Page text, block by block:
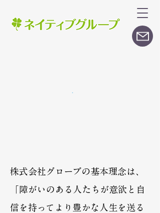
株式会社グローブの基本理念は、
「障がいのある人たちが意欲と自
信を持ってより豊かな人生を送る